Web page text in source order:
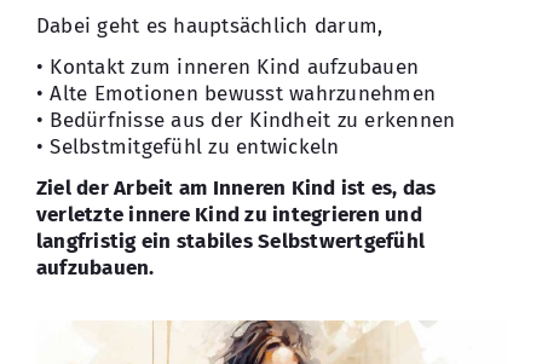
Dabei geht es hauptsächlich darum,
• Kontakt zum inneren Kind aufzubauen
• Alte Emotionen bewusst wahrzunehmen
• Bedürfnisse aus der Kindheit zu erkennen
• Selbstmitgefühl zu entwickeln
Ziel der Arbeit am Inneren Kind ist es, das
verletzte innere Kind zu integrieren und
langfristig ein stabiles Selbstwertgefühl
aufzubauen.